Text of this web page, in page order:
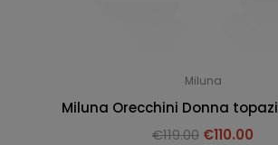
Miluna
Miluna Orecchini Donna
€119.00 €110.00